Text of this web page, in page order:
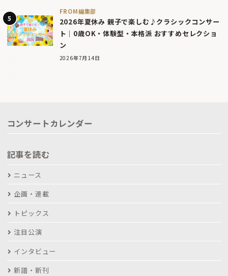
FROM編集部
2026年夏休み 親子で楽しむ♪クラシックコンサー
ト｜0歳OK・体験型・本格派 おすすめセレクショ
ン
2026年7月14日
コンサートカレンダー
記事を読む
ニュース
企画・連載
トピックス
注目公演
インタビュー
新譜・新刊